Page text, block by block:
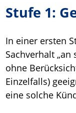
Stufe 1:
In einer ersten
Sachverhalt „an
ohne
Einzelfalls)
eine solche